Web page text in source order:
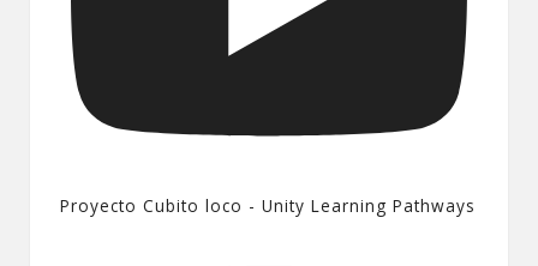
Proyecto Cubito loco - Unity Learning Pathways